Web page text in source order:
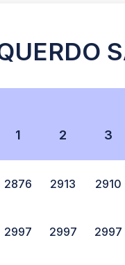
1
2 3
2876 2913 2910
2997 2997 2997